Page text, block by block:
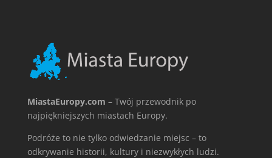
MiastaEuropy.com – Twój przewodnik po
najpiękniejszych miastach Europy.
Podróże to nie tylko odwiedzanie miejsc – to
odkrywanie historii, kultury i niezwykłych ludzi.